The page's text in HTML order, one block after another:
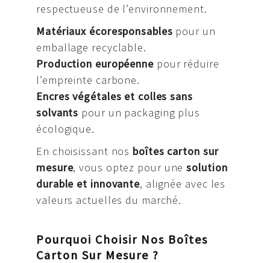
respectueuse de l’environnement.
Matériaux écoresponsables pour un
emballage recyclable.
Production européennepour réduire
l’empreinte carbone.
Encres végétales et colles sans
solvants pour un packaging plus
écologique.
En choisissant nos boîtes carton sur
mesure, vous optez pour unesolution
durable et innovante, alignée avec les
valeurs actuelles du marché.
Pourquoi Choisir Nos Boîtes
Carton Sur Mesure ?